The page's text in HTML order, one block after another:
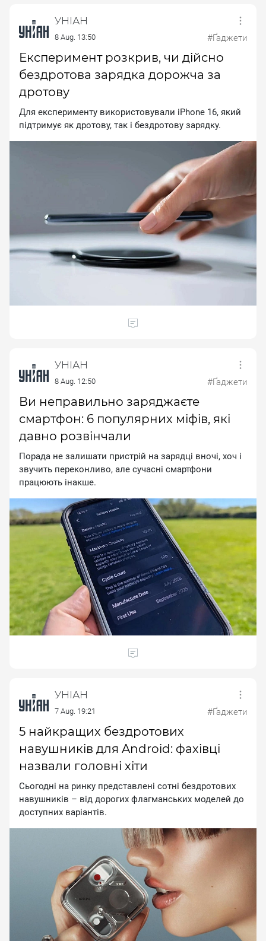
УНІАН
8 Aug. 13:50 #Ґаджети
Експеримент розкрив, чи дійсно
бездротова зарядка дорожча за
дротову
Для експерименту використовували іРhоnе 16, який
підтримує як дротову, так і бездротову зарядку.
УНІАН
8 Aug. 12:50 #Ґаджети
Ви неправильно заряджаєте
смартфон: 6 популярних міфів, які
давно розвінчали
Порада не залишати пристрій на зарядці вночі, хоч і
звучить переконливо, але сучасні смартфони
працюють інакше.
УНІАН
7 Aug. 19:21 #Ґаджети
5 найкращих бездротових
навушників для Android: фахівці
назвали головні хіти
Сьогодні на ринку представлені сотні бездротових
навушників – від дорогих флагманських моделей до
доступних варіантів.